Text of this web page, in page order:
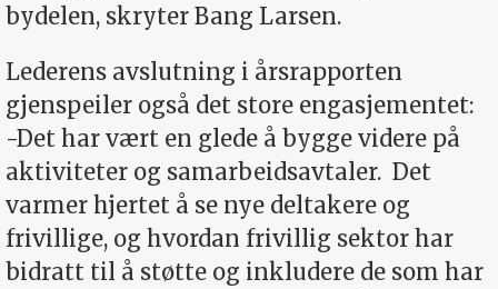
bydelen, skryter Bang Larsen.
Lederens avslutning i årsrapporten
gjenspeiler også det store engasjementet:
-Det har vært en glede å bygge videre på
aktiviteter og samarbeidsavtaler. Det
varmer hjertet å se nye deltakere og
frivillige, og hvordan frivillig sektor har
bidratt til å støtte og inkludere de som har